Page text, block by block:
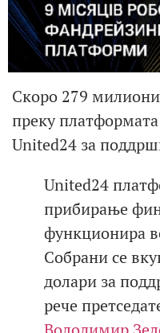
Скоро 279
преку
United24 за
United24
прибирање
функционира
Собрани се
долари за
рече